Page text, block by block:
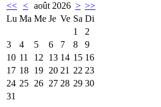
<< < août 2026 > >>
Lu Ma Me Je Ve Sa Di
1
2
3
4 5 6 7 8
9
10 11 12 13 14 15 16
17 18 19 20 21 22 23
24 25 26 27 28 29 30
31